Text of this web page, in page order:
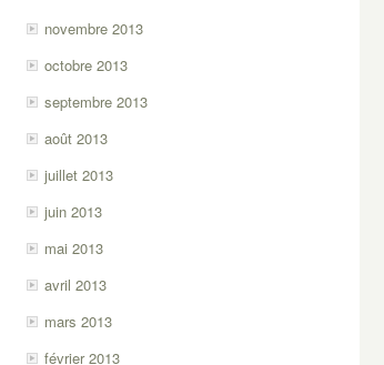
novembre 2013
octobre 2013
septembre 2013
août 2013
juillet 2013
juin 2013
mai 2013
avril 2013
mars 2013
février 2013